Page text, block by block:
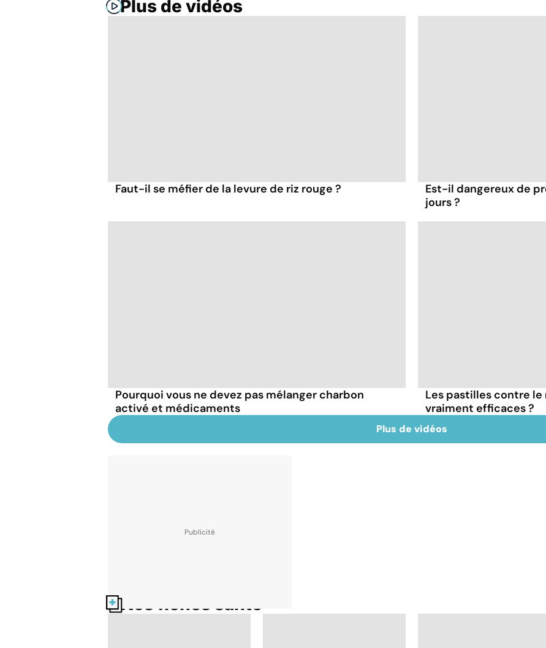
Plus de vidéos
Faut-il se méfier de la levure de riz rouge ?
Est-il dangereux de
jours ?
Pourquoi vous ne devez pas mélanger charbon
activé et médicaments
Les pastilles contre
vraiment efficaces ?
Plus de vidéos
Nos fiches santé